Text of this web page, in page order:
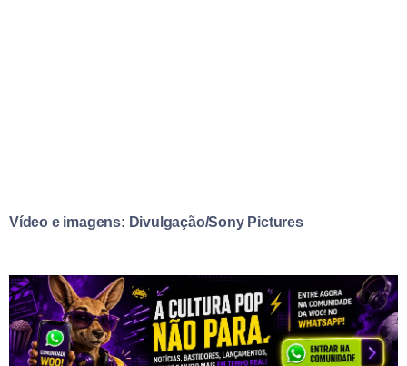
Vídeo e imagens: Divulgação/Sony Pictures